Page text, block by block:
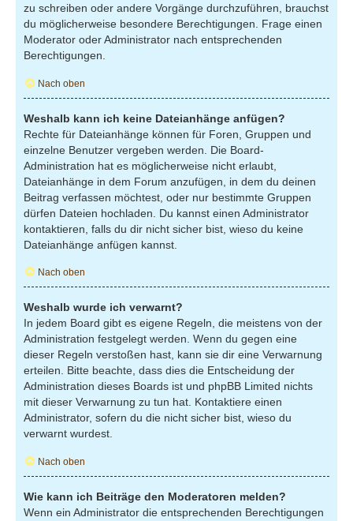
zu schreiben oder andere Vorgänge durchzuführen, brauchst
du möglicherweise besondere Berechtigungen. Frage einen
Moderator oder Administrator nach entsprechenden
Berechtigungen.
Nach oben
Weshalb kann ich keine Dateianhänge anfügen?
Rechte für Dateianhänge können für Foren, Gruppen und
einzelne Benutzer vergeben werden. Die Board-
Administration hat es möglicherweise nicht erlaubt,
Dateianhänge in dem Forum anzufügen, in dem du deinen
Beitrag verfassen möchtest, oder nur bestimmte Gruppen
dürfen Dateien hochladen. Du kannst einen Administrator
kontaktieren, falls du dir nicht sicher bist, wieso du keine
Dateianhänge anfügen kannst.
Nach oben
Weshalb wurde ich verwarnt?
In jedem Board gibt es eigene Regeln, die meistens von der
Administration festgelegt werden. Wenn du gegen eine
dieser Regeln verstoßen hast, kann sie dir eine Verwarnung
erteilen. Bitte beachte, dass dies die Entscheidung der
Administration dieses Boards ist und phpBB Limited nichts
mit dieser Verwarnung zu tun hat. Kontaktiere einen
Administrator, sofern du die nicht sicher bist, wieso du
verwarnt wurdest.
Nach oben
Wie kann ich Beiträge den Moderatoren melden?
Wenn ein Administrator die entsprechenden Berechtigungen